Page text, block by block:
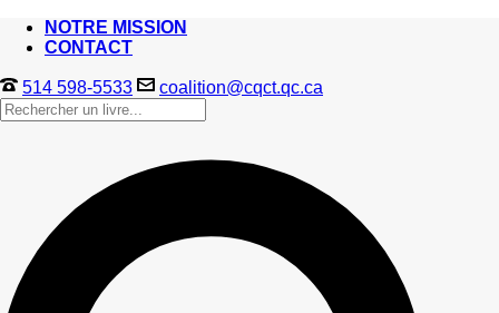
NOTRE MISSION
CONTACT
514 598-5533 coalition@cqct.qc.ca